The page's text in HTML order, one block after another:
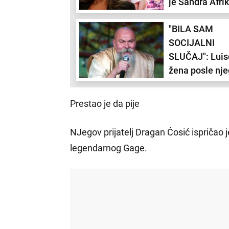
dobila
"BILA SAM
SOCIJALNI
SLUČAJ":
žena posle
smrti prošla
Prestao je da pije
NJegov prijatelj Dragan Ćosić
legendarnog Gage.